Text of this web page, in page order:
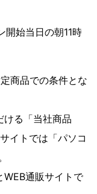
開始当日の朝11時
商品での条件とな
ける「当社商品
イトでは「パソコ
通販サイトで